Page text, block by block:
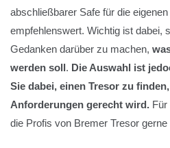
abschließbarer Safe für die
empfehlenswert. Wichtig ist dabei,
Gedanken darüber zu machen,
werden soll. Die Auswahl ist
Sie dabei, einen Tresor zu
Anforderungen gerecht wird. Für
die Profis von Bremer Tresor gerne